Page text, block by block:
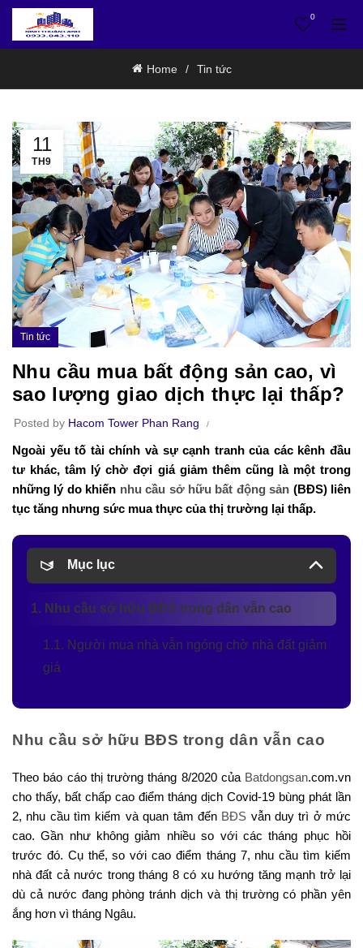
0
Home Tin tức
11
TH9
Tin tức
Nhu cầu mua bất động sản cao, vì
sao lượng giao dịch thực lại thấp?
Posted by Hacom Tower Phan Rang
Ngoài yếu tố tài chính và sự cạnh tranh của các kênh đầu
tư khác, tâm lý chờ đợi giá giảm thêm cũng là một trong
những lý do khiến nhu cầu sở hữu bất động sản (BĐS) liên
tục tăng nhưng sức mua thực của thị trường lại thấp.
Mục lục
1. Nhu cầu sở hữu BĐS trong dân vẫn cao
1.1. Người mua nhà vẫn ngóng chờ nhà đất giảm
giá
Nhu cầu sở hữu BĐS trong dân vẫn cao
Theo báo cáo thị trường tháng 8/2020 của Batdongsan.com.vn
cho thấy, bất chấp cao điểm tháng dịch Covid-19 bùng phát lần
2, nhu cầu tìm kiếm và quan tâm đến BĐS vẫn duy trì ở mức
cao. Gần như không giảm nhiều so với các tháng phục hồi
trước đó. Cụ thể, so với cao điểm tháng 7, nhu cầu tìm kiếm
nhà đất cả nước trong tháng 8 có xu hướng tăng mạnh trở lại
dù cả nước đang phòng tránh dịch và thị trường có phần yên
ắng hơn vì tháng Ngâu.